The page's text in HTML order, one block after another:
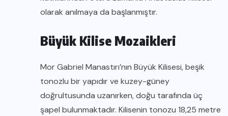
olarak anılmaya da başlanmıştır.
Büyük Kilise Mozaikleri
Mor Gabriel Manastırı’nın Büyük Kilisesi, beşik
tonozlu bir yapıdır ve kuzey-güney
doğrultusunda uzanırken, doğu tarafında üç
şapel bulunmaktadır. Kilisenin tonozu 18,25 metre